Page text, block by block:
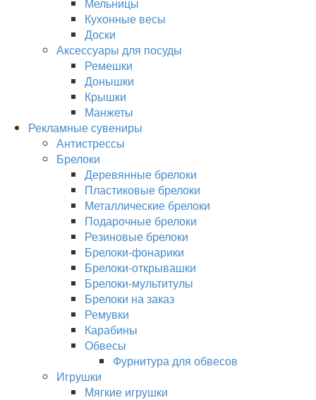
Кухонные весы
Доски
Аксессуары для посуды
Ремешки
Донышки
Крышки
Манжеты
Рекламные сувениры
Антистрессы
Брелоки
Деревянные брелоки
Пластиковые брелоки
Металлические брелоки
Подарочные брелоки
Резиновые брелоки
Брелоки-фонарики
Брелоки-открывашки
Брелоки-мультитулы
Брелоки на заказ
Ремувки
Карабины
Обвесы
Фурнитура для обвесов
Игрушки
Мягкие игрушки